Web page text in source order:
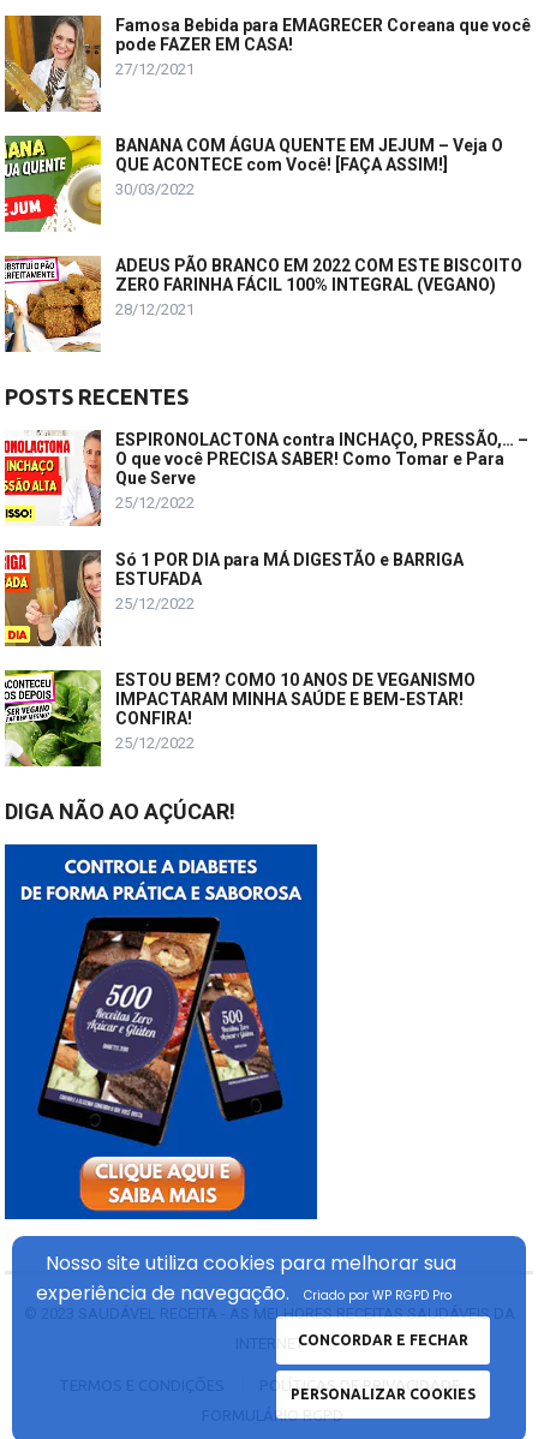
Famosa Bebida para EMAGRECER Coreana que você
pode FAZER EM CASA!
27/12/2021
BANANA COM ÁGUA QUENTE EM JEJUM – Veja O
QUE ACONTECE com Você! [FAÇA ASSIM!]
30/03/2022
ADEUS PÃO BRANCO EM 2022 COM ESTE BISCOITO
ZERO FARINHA FÁCIL 100% INTEGRAL (VEGANO)
28/12/2021
POSTS RECENTES
ESPIRONOLACTONA contra INCHAÇO, PRESSÃO,… –
O que você PRECISA SABER! Como Tomar e Para
Que Serve
25/12/2022
Só 1 POR DIA para MÁ DIGESTÃO e BARRIGA
ESTUFADA
25/12/2022
ESTOU BEM? COMO 10 ANOS DE VEGANISMO
IMPACTARAM MINHA SAÚDE E BEM-ESTAR!
CONFIRA!
25/12/2022
DIGA NÃO AO AÇÚCAR!
SAUDÁVEL RECEITA - AS MELHORES RECEITAS SAUDÁVEIS DA
INTERNET
FORMULÁRIO RGPD
Nosso site utiliza cookies para melhorar sua
experiênciade navegação.
CONCORDAR E FECHAR
PERSONALIZAR COOKIES
Criado por WP RGPD Pro